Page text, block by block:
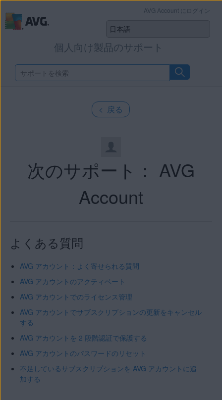
個人向け製品のサポート
AVG Account にログイン
< 戻る
次のサポート： AVG
Account
よくある質問
AVG アカウント：よく寄せられる質問
AVG アカウントのアクティベート
AVG アカウントでのライセンス管理
AVG アカウントでサブスクリプションの更新をキャンセル
する
AVG アカウントを 2 段階認証で保護する
AVG アカウントのパスワードのリセット
不足しているサブスクリプションを AVG アカウントに追
加する